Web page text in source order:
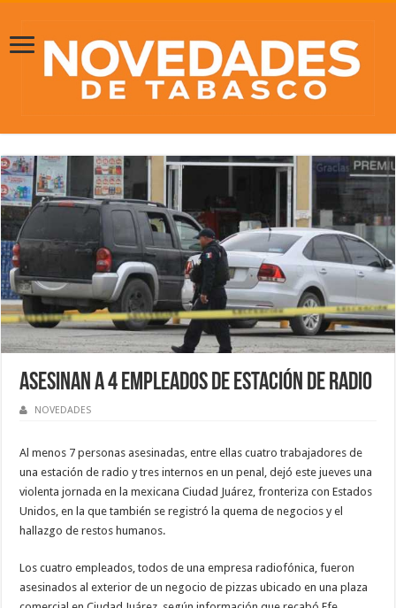
Asesinan a 4 empleados de estación de radio
NOVEDADES
Al menos 7 personas asesinadas, entre ellas cuatro trabajadores de
una estación de radio y tres internos en un penal, dejó este jueves una
violenta jornada en la mexicana Ciudad Juárez, fronteriza con Estados
Unidos, en la que también se registró la quema de negocios y el
hallazgo de restos humanos.
Los cuatro empleados, todos de una empresa radiofónica, fueron
asesinados al exterior de un negocio de pizzas ubicado en una plaza